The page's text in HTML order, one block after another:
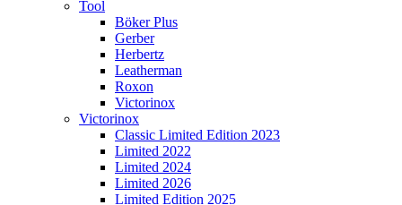
Tool
Böker Plus
Gerber
Herbertz
Leatherman
Roxon
Victorinox
Victorinox
Classic Limited Edition 2023
Limited 2022
Limited 2024
Limited 2026
Limited Edition 2025